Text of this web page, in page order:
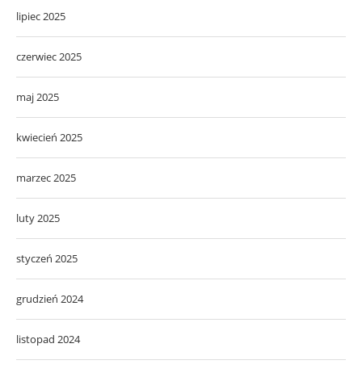
lipiec 2025
czerwiec 2025
maj 2025
kwiecień 2025
marzec 2025
luty 2025
styczeń 2025
grudzień 2024
listopad 2024